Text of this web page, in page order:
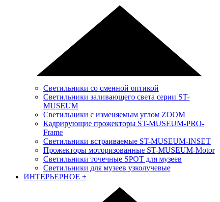
Светильники со сменной оптикой
Светильники заливающего света серии ST-
MUSEUM
Светильники с изменяемым углом ZOOM
Кадрирующие прожекторы ST-MUSEUM-PRO-
Frame
Светильники встраиваемые ST-MUSEUM-INSET
Прожекторы моторизованные ST-MUSEUM-Motor
Светильники точечные SPOT для музеев
Светильники для музеев узколучевые
ИНТЕРЬЕРНОЕ +